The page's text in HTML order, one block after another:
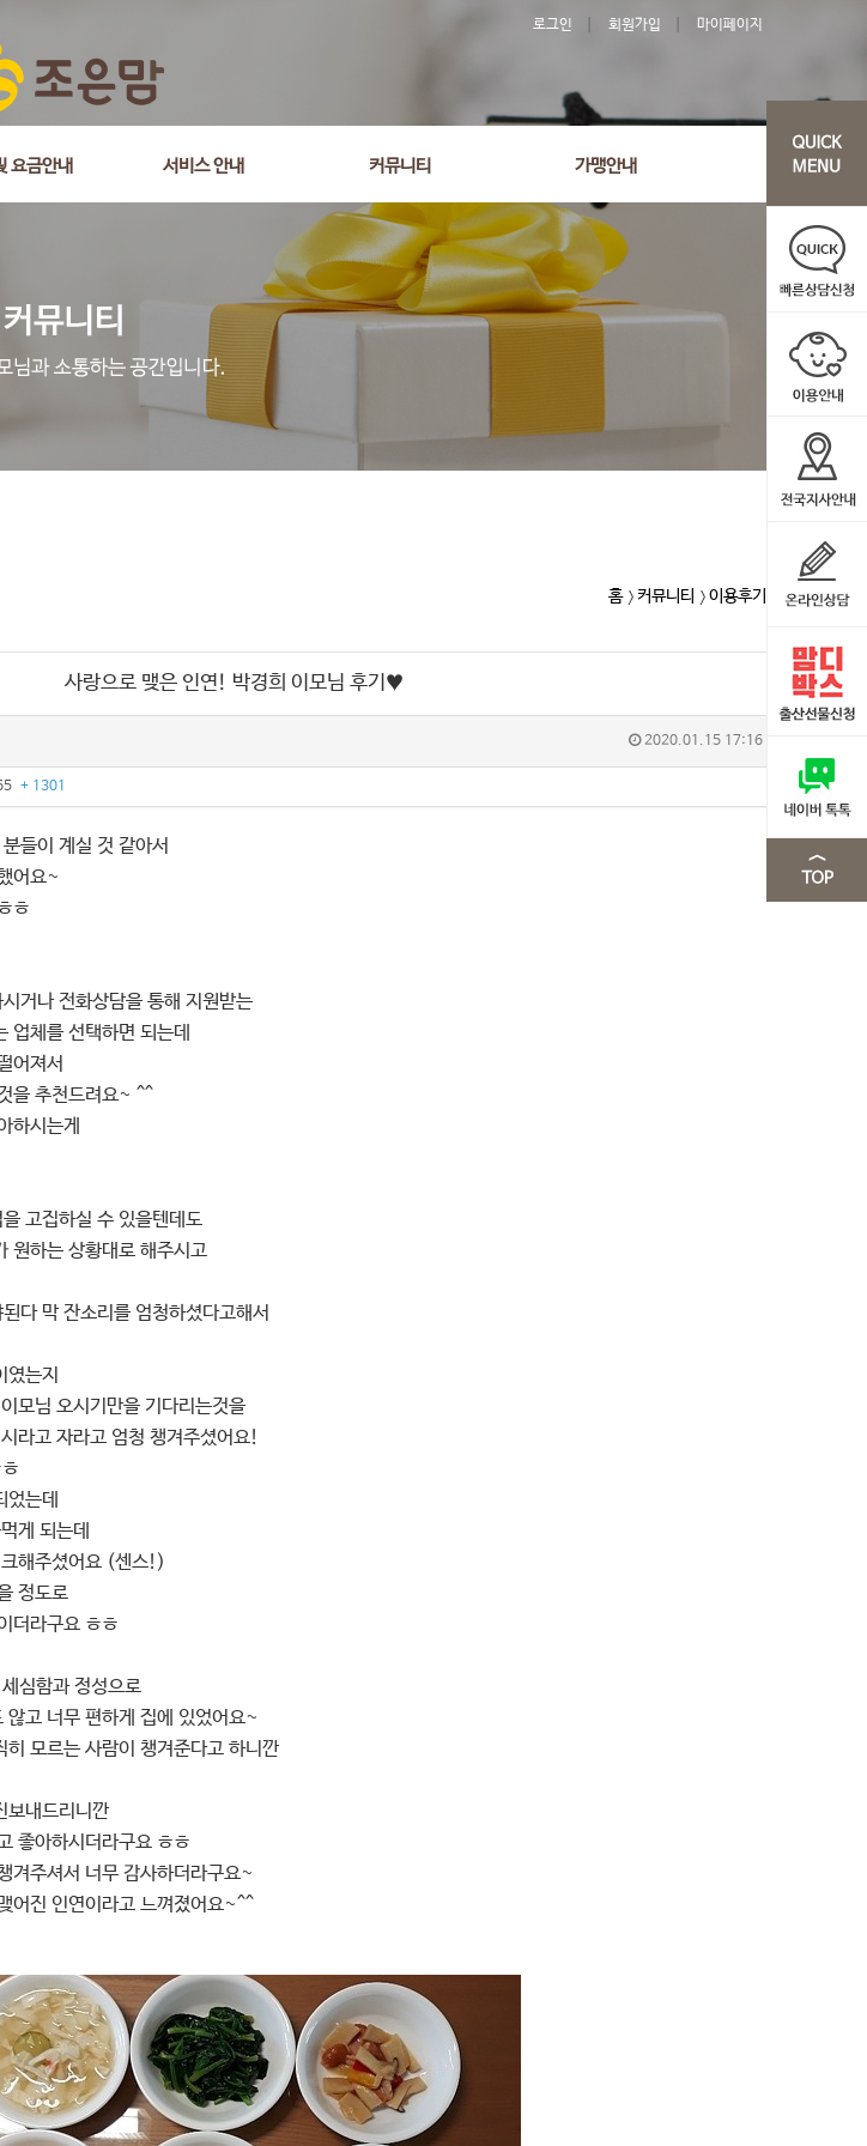
로그인 회원가입 마이페이지
요금안내 서비스 안내 커뮤니티 가맹안내
<= '2020-01-15 17:16:21' and wr_id <> '692' order by wr_datetime desc limit 1 asdasf
홈 커뮤니티 이용후기
사랑으로 맺은 인연! 박경희 이모님 후기♥
2020.01.15 17:16
+ 1301
들이 계실 것 같아서
어요~
ㅎ
거나 전화상담을 통해 지원받는
업체를 선택하면 되는데
어져서
을 추천드려요~ ^^
하시는게
고집하실 수 있을텐데도
원하는 상황대로 해주시고
다 막 잔소리를 엄청하셨다고해서
는지
모님 오시기만을 기다리는것을
라고 자라고 엄청 챙겨주셨어요!
는데
게 되는데
해주셨어요 (센스!)
정도로
더라구요 ㅎㅎ
심함과 정성으로
고 너무 편하게 집에 있었어요~
모르는 사람이 챙겨준다고 하니깐
보내드리니깐
좋아하시더라구요 ㅎㅎ
겨주셔서 너무 감사하더라구요~
어진 인연이라고 느껴졌어요~^^